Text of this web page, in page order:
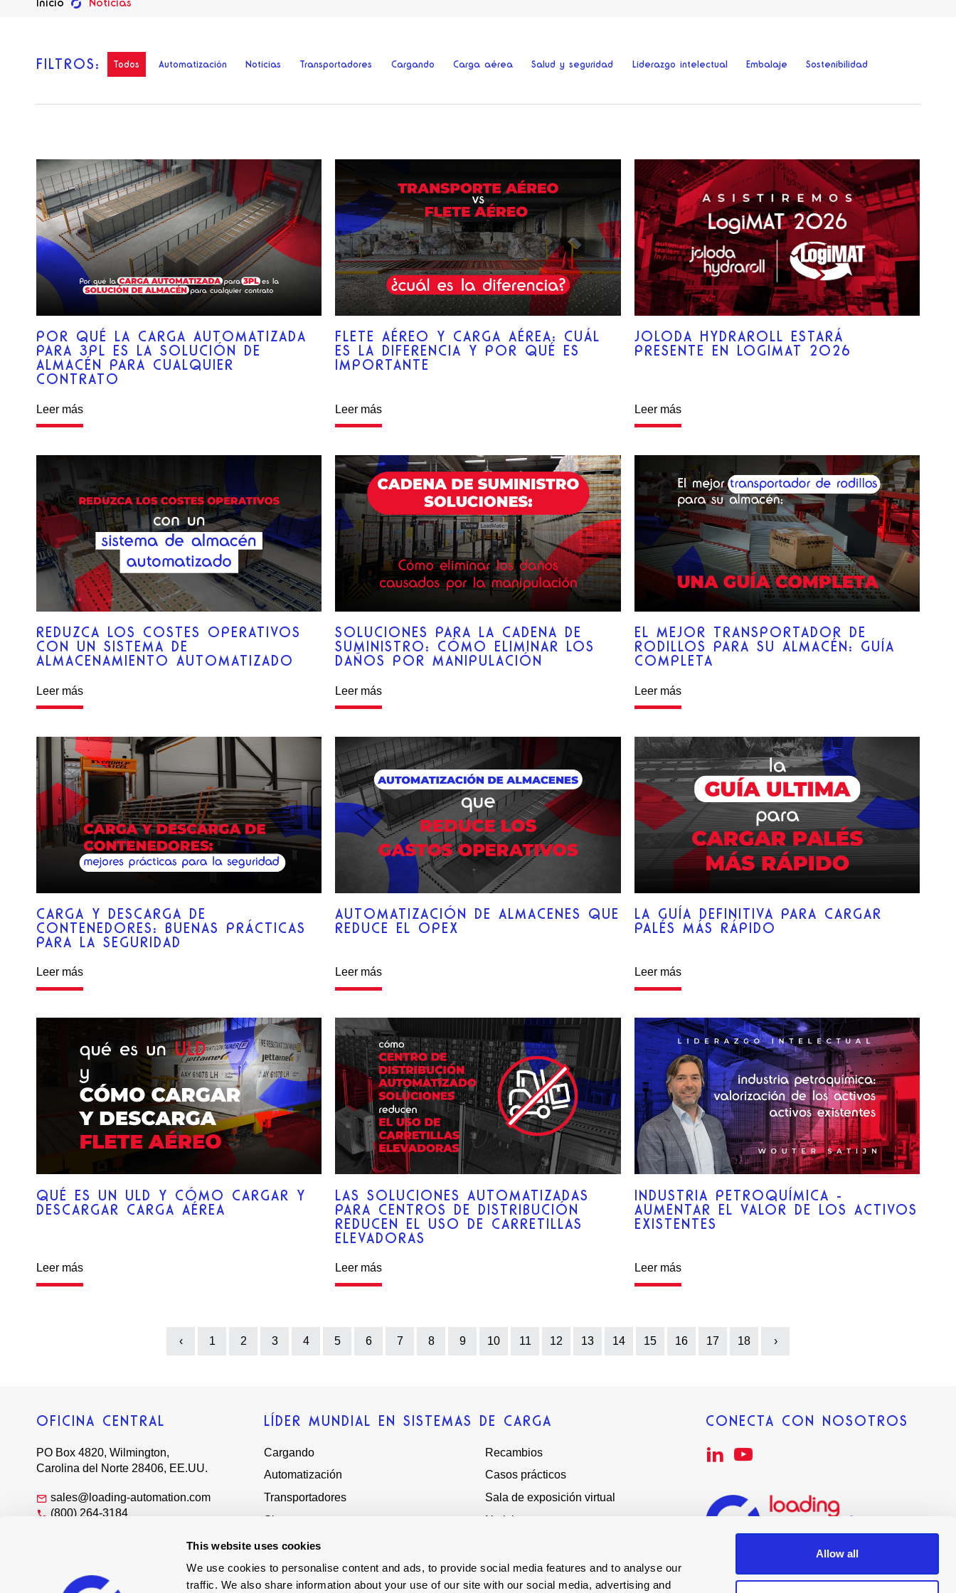
This website uses cookies
We use cookies to personalise content and ads, to provide social media features and to analyse our
traffic. We also share information about your use of our site with our social media, advertising and
Allow all
FILTROS: Todos Automatización Noticias Transportadores Cargando Carga aérea Salud y seguridad Liderazgo intelectual Embalaje Sostenibilidad
POR QUÉ LA CARGA AUTOMATIZADA
PARA 3PL ES LA SOLUCIÓN DE
ALMACÉN PARA CUALQUIER
CONTRATO
Leer más
FLETE AÉREO Y CARGA AÉREA: CUÁL
ES LA DIFERENCIA Y POR QUÉ ES
IMPORTANTE
Leer más
JOLODA HYDRAROLL ESTARÁ
PRESENTE EN LOGIMAT 2026
Leer más
REDUZCA LOS COSTES OPERATIVOS
CON UN SISTEMA DE
ALMACENAMIENTO AUTOMATIZADO
Leer más
SOLUCIONES PARA LA CADENA DE
SUMINISTRO: CÓMO ELIMINAR LOS
DAÑOS POR MANIPULACIÓN
Leer más
EL MEJOR TRANSPORTADOR DE
RODILLOS PARA SU ALMACÉN: GUÍA
COMPLETA
Leer más
CARGA Y DESCARGA DE
CONTENEDORES: BUENAS PRÁCTICAS
PARA LA SEGURIDAD
Leer más
AUTOMATIZACIÓN DE ALMACENES QUE
REDUCE EL OPEX
Leer más
LA GUÍA DEFINITIVA PARA CARGAR
PALÉS MÁS RÁPIDO
Leer más
QUÉ ES UN ULD Y CÓMO CARGAR Y
DESCARGAR CARGA AÉREA
Leer más
LAS SOLUCIONES AUTOMATIZADAS
PARA CENTROS DE DISTRIBUCIÓN
REDUCEN EL USO DE CARRETILLAS
ELEVADORAS
Leer más
INDUSTRIA PETROQUÍMICA -
AUMENTAR EL VALOR DE LOS ACTIVOS
EXISTENTES
Leer más
‹
Previous
1 2 3 4 5 6 7 8 9 10 11 12 13 14 15 16 17 18
Next
›
OFICINA CENTRAL
PO Box 4820, Wilmington,
Carolina del Norte 28406, EE.UU.
sales@loading-automation.com
(800) 264-3184
LÍDER MUNDIAL EN SISTEMAS DE CARGA
Cargando
Automatización
Transportadores
Sistemas
Servicios
Recambios
Casos prácticos
Sala de exposición virtual
Noticias
Charlemos
Distribuidores mundiales
Terms - Conditions
Esclavitud moderna
CONECTA CON NOSOTROS